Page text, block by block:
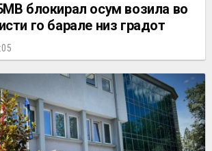
блокирал осум возила во
го барале низ градот